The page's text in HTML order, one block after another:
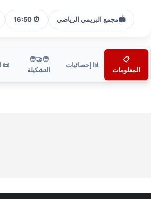
🏟️مجمع البريمي الرياضي ⏰ 16:50
📋
المعلومات
📊 إحصائيات
🧑‍🤝‍🧑
التشكيلة
📜